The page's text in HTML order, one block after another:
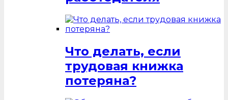
Что делать, если
трудовая книжка
потеряна?